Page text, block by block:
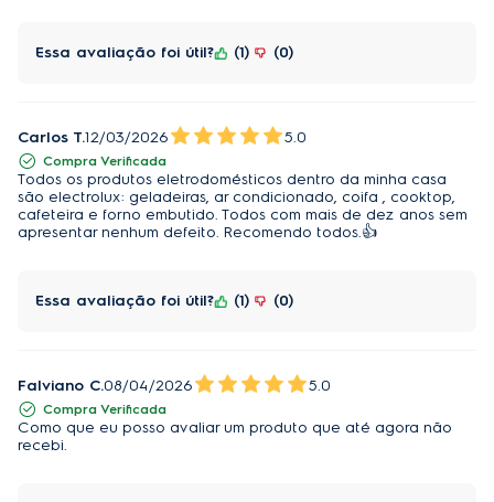
Tipo de gás
Vazão de Ar (m3/h) 570 / 520 / 440 / 280
Garantia compressor
Serpentina de Cobre
Bitola ou diâmetro da tubulação de interligação
Essa avaliação foi útil? 1 0
Carlos T.12/03/2026 5.0
Compra Verificada
Todos os produtos eletrodomésticos dentro da minha casa
são electrolux: geladeiras, ar condicionado, coifa , cooktop,
cafeteira e forno embutido. Todos com mais de dez anos sem
apresentar nenhum defeito. Recomendo todos.👍
Essa avaliação foi útil? 1 0
Falviano C.08/04/2026 5.0
Compra Verificada
Como que eu posso avaliar um produto que até agora não
recebi.